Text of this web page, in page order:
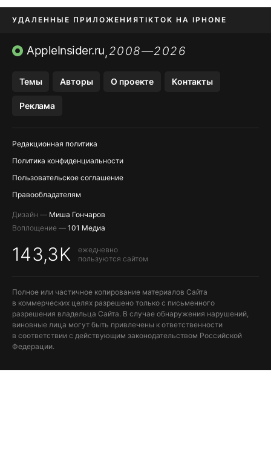
УДАЛЕННЫЕ ПРИЛОЖЕНИЯTIKTOK НА IPHONE
ПРИЛОЖЕНИЯ БЕЗ APP STORE
AppleInsider.ru,2008—2026
Темы Авторы О проекте Контакты
Реклама
Редакционная политика
Политика конфиденциальности
Пользовательское соглашение
Правообладателям
Дизайн — Миша Гончаров
Воплощение — 101 Медиа
143,3K
ежедневно
пользуются сайтом
Полное или частичное копирование материалов Сайта
в коммерческих целях разрешено только с письменного
разрешения владельца Сайта. В случае обнаружения нарушений,
виновные лица могут быть привлечены к ответственности
в соответствии с действующим законодательством Российской
Федерации.